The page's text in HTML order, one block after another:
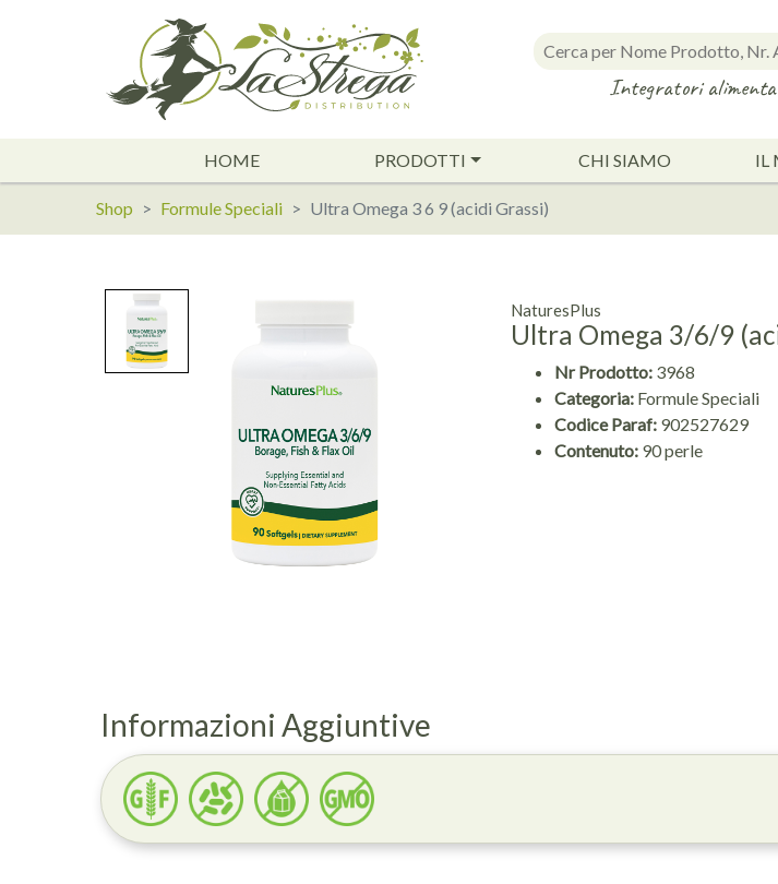
Integratori
HOME PRODOTTI CHI SIAMO IL
Shop Formule Speciali Ultra Omega 3 6 9 (acidi Grassi)
NaturesPlus
Ultra Omega 3/6/9
Nr Prodotto: 3968
Categoria: Formule Speciali
Codice Paraf: 902527629
Contenuto: 90 perle
Informazioni Aggiuntive